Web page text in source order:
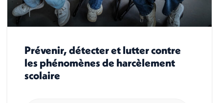
Prévenir, détecter et lutter contre
les phénomènes de harcèlement
scolaire